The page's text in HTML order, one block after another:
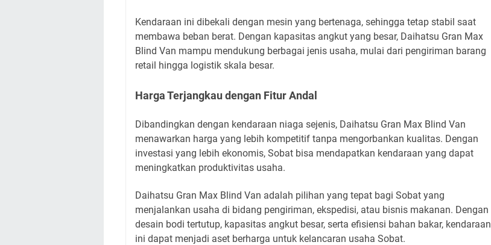
Kendaraan ini dibekali dengan mesin yang bertenaga, sehingga tetap stabil saat
membawa beban berat. Dengan kapasitas angkut yang besar, Daihatsu Gran Max
Blind Van mampu mendukung berbagai jenis usaha, mulai dari pengiriman barang
retail hingga logistik skala besar.
Harga Terjangkau dengan Fitur Andal
Dibandingkan dengan kendaraan niaga sejenis, Daihatsu Gran Max Blind Van
menawarkan harga yang lebih kompetitif tanpa mengorbankan kualitas. Dengan
investasi yang lebih ekonomis, Sobat bisa mendapatkan kendaraan yang dapat
meningkatkan produktivitas usaha.
Daihatsu Gran Max Blind Van adalah pilihan yang tepat bagi Sobat yang
menjalankan usaha di bidang pengiriman, ekspedisi, atau bisnis makanan. Dengan
desain bodi tertutup, kapasitas angkut besar, serta efisiensi bahan bakar, kendaraan
ini dapat menjadi aset berharga untuk kelancaran usaha Sobat.